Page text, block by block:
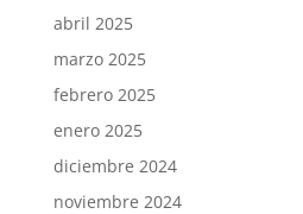
abril 2025
marzo 2025
febrero 2025
enero 2025
diciembre 2024
noviembre 2024